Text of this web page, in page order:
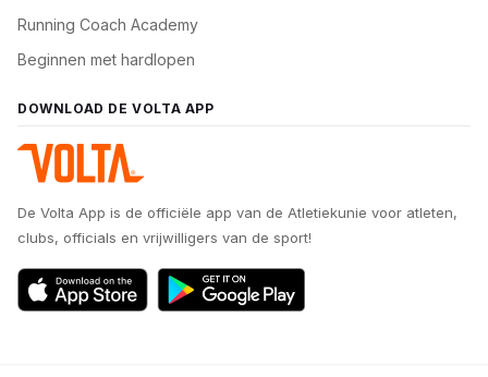
Running Coach Academy
Beginnen met hardlopen
DOWNLOAD DE VOLTA APP
De Volta App is de officiële app van de Atletiekunie voor atleten,
clubs, officials en vrijwilligers van de sport!